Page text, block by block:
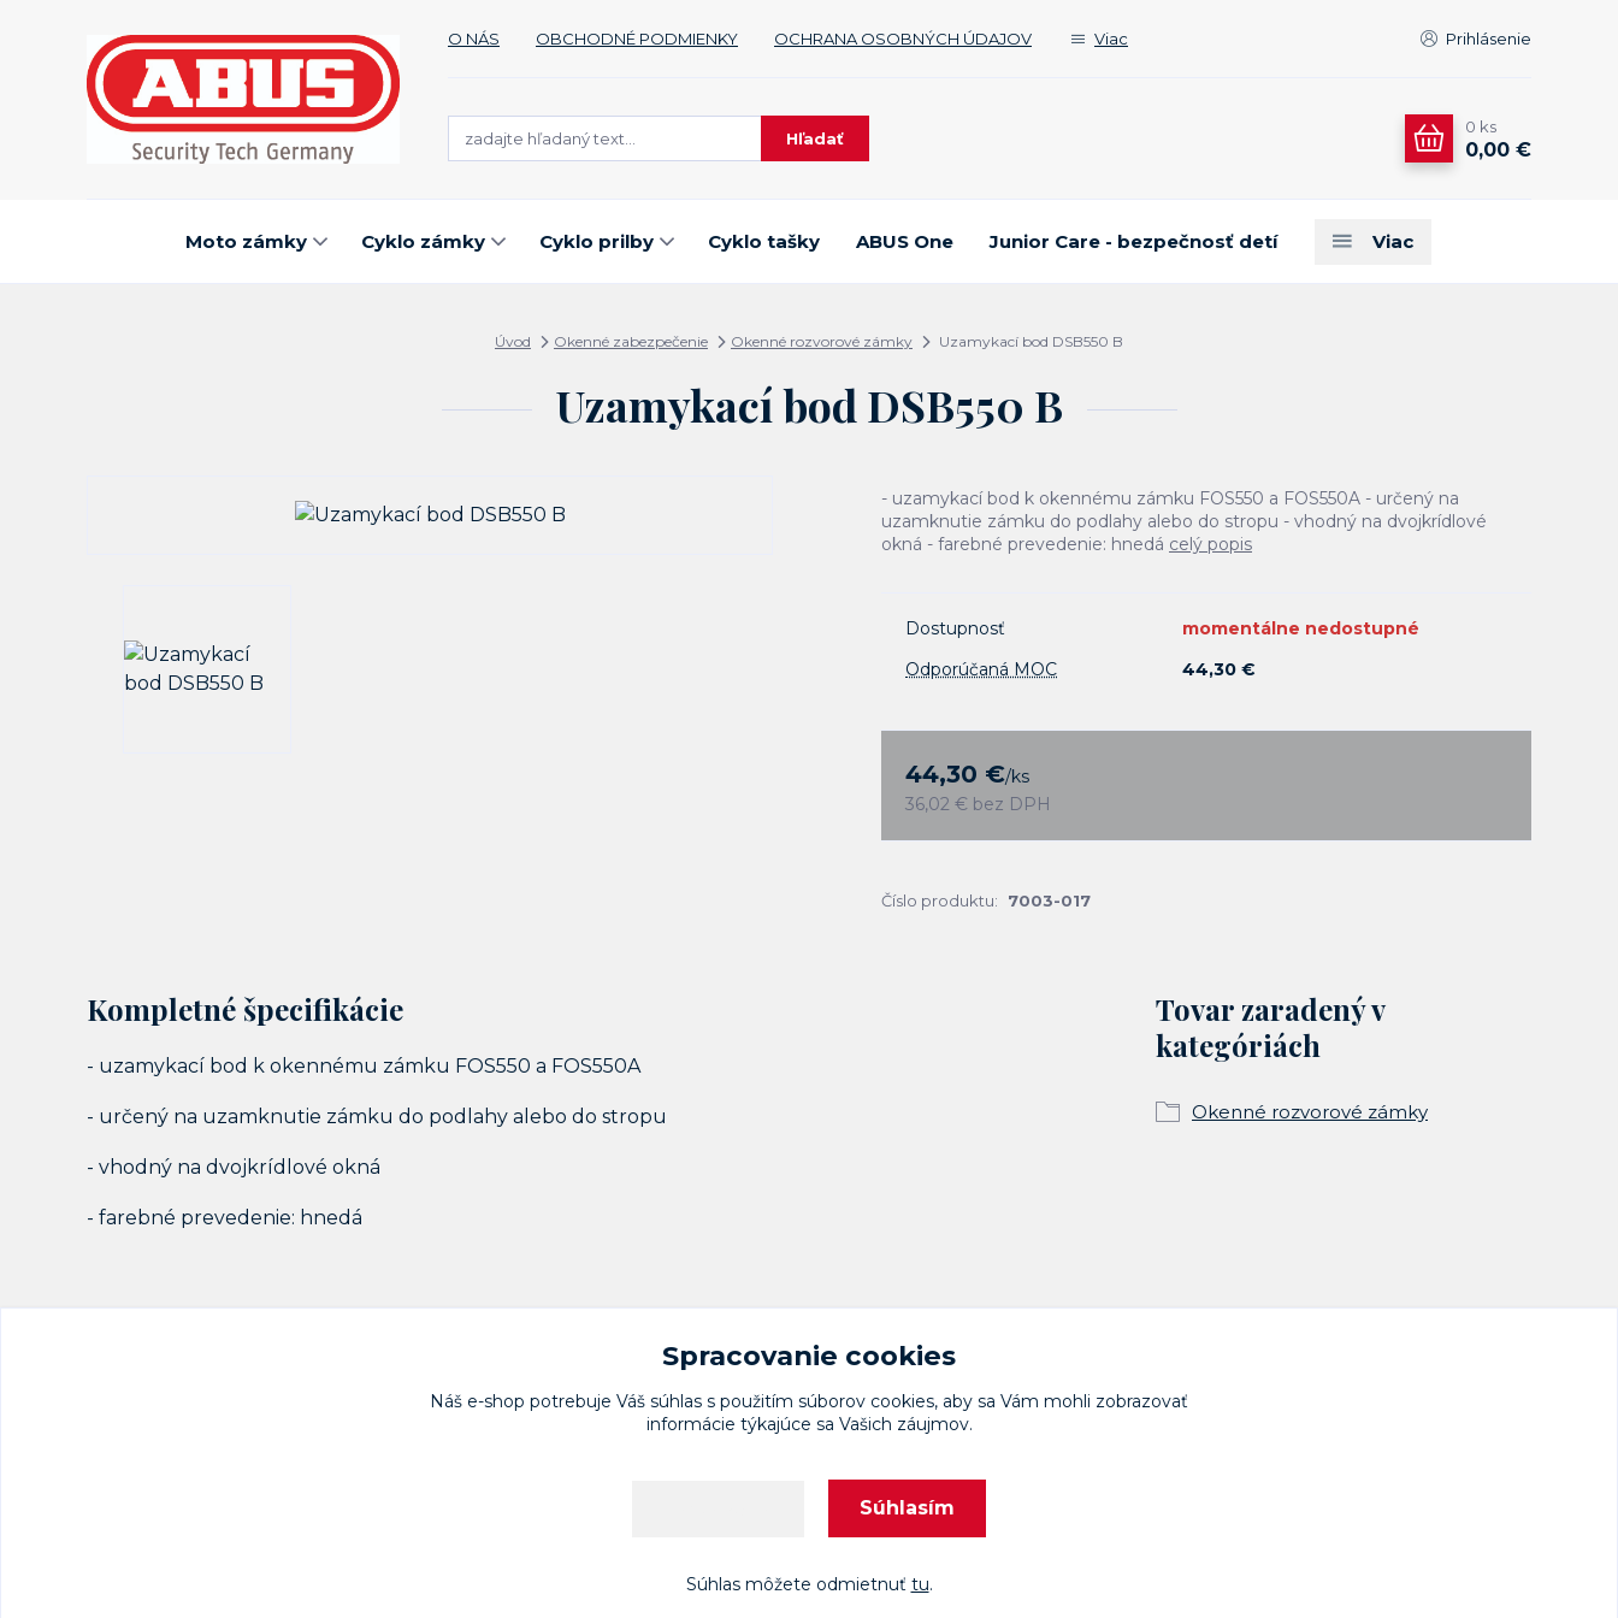
O NÁS OBCHODNÉ PODMIENKY OCHRANA OSOBNÝCH ÚDAJOV Viac Prihlásenie
Hľadať
0 ks
0,00 €
Moto zámky Cyklo zámky Cyklo prilby Cyklo tašky ABUS One Junior Care - bezpečnosť detí Viac
Úvod Okenné zabezpečenie Okenné rozvorové zámky Uzamykací bod DSB550 B
Uzamykací bod DSB550 B
- uzamykací bod k okennému zámku FOS550 a FOS550A - určený na
uzamknutie zámku do podlahy alebo do stropu - vhodný na dvojkrídlové
okná - farebné prevedenie: hnedá celý popis
Dostupnosť
momentálne nedostupné
Odporúčaná MOC
44,30 €
44,30 €/ks
36,02 € bez DPH
Číslo produktu: 7003-017
Kompletné špecifikácie
- uzamykací bod k okennému zámku FOS550 a FOS550A
- určený na uzamknutie zámku do podlahy alebo do stropu
- vhodný na dvojkrídlové okná
- farebné prevedenie: hnedá
Tovar zaradený v
kategóriách
Okenné rozvorové zámky
Spracovanie cookies
Náš e-shop potrebuje Váš súhlas s použitím súborov cookies, aby sa Vám mohli zobrazovať
informácie týkajúce sa Vašich záujmov.
Súhlasím
Súhlas môžete odmietnuť tu.